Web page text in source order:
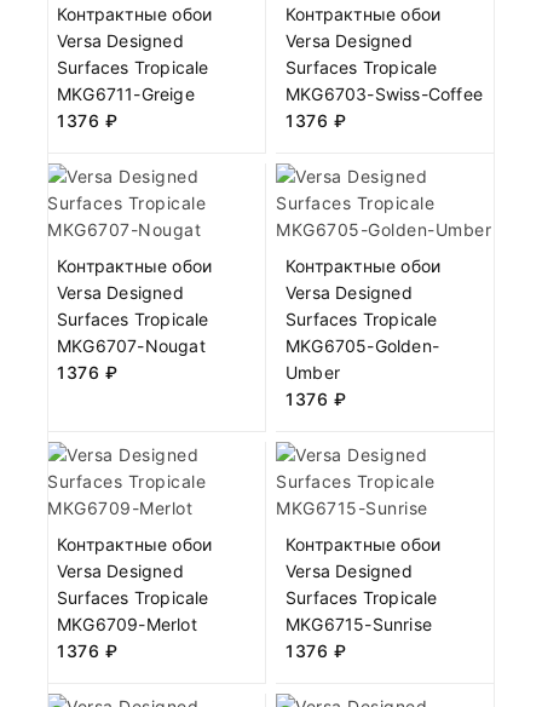
Контрактные обои
Versa Designed
Surfaces Tropicale
MKG6711-Greige
1376 ₽
Контрактные обои
Versa Designed
Surfaces Tropicale
MKG6703-Swiss-Coffee
1376 ₽
Контрактные обои
Versa Designed
Surfaces Tropicale
MKG6707-Nougat
1376 ₽
Контрактные обои
Versa Designed
Surfaces Tropicale
MKG6705-Golden-
Umber
1376 ₽
Контрактные обои
Versa Designed
Surfaces Tropicale
MKG6709-Merlot
1376 ₽
Контрактные обои
Versa Designed
Surfaces Tropicale
MKG6715-Sunrise
1376 ₽